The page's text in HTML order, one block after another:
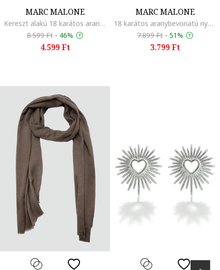
MARC MALONE
Kereszt alakú 18 karátos aranybevonatú fülbevaló kristályokkal, Aranyszín/Ezüstszín
8.599 Ft - 46%
4.599 Ft
MARC MALONE
18 karátos aranybevonatú nyaklánc lóhere alakú medállal, Aranyszín
7.899 Ft - 51%
3.799 Ft